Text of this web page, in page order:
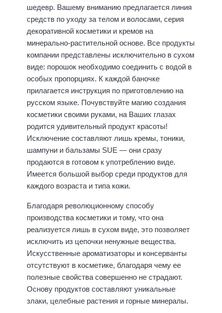
шедевр. Вашему вниманию предлагается линия
средств по уходу за телом и волосами, серия
декоративной косметики и кремов на
минерально-растительной основе. Все продукты
компании представлены исключительно в сухом
виде: порошок необходимо соединить с водой в
особых пропорциях. К каждой баночке
прилагается инструкция по приготовлению на
русском языке. Почувствуйте магию создания
косметики своими руками, на Ваших глазах
родится удивительный продукт красоты!
Исключение составляют лишь кремы, тоники,
шампуни и бальзамы SUE — они сразу
продаются в готовом к употреблению виде.
Имеется большой выбор среди продуктов для
каждого возраста и типа кожи.
Благодаря революционному способу
производства косметики и тому, что она
реализуется лишь в сухом виде, это позволяет
исключить из цепочки ненужные вещества.
Искусственные ароматизаторы и консерванты
отсутствуют в косметике, благодаря чему ее
полезные свойства совершенно не страдают.
Основу продуктов составляют уникальные
злаки, целебные растения и горные минералы.